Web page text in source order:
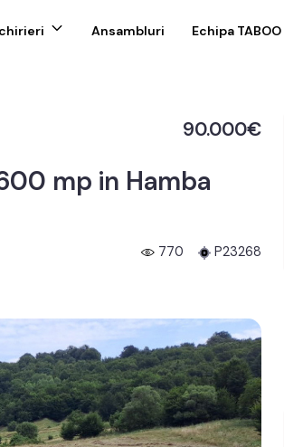
Ansambluri Echipa TABOO
90.000€
mp in Hamba
770 P23268